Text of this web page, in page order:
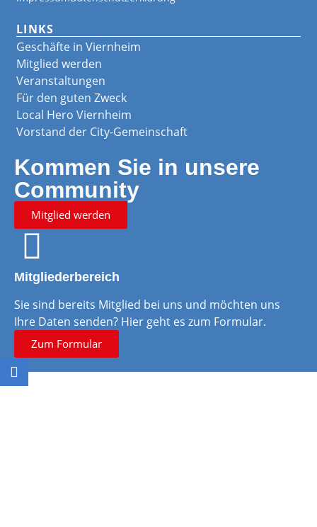
LINKS
Geschäfte in Viernheim
Mitglied werden
Veranstaltungen
Für den guten Zweck
Local Hero Viernheim
Vorstand der City-Gemeinschaft
Kommen Sie in unsere
Community
Mitglied werden
Mitgliederbereich
Sie sind bereits Mitglied bei uns und möchten uns
Ihre Daten senden? Hier geht es zum Formular.
Zum Formular